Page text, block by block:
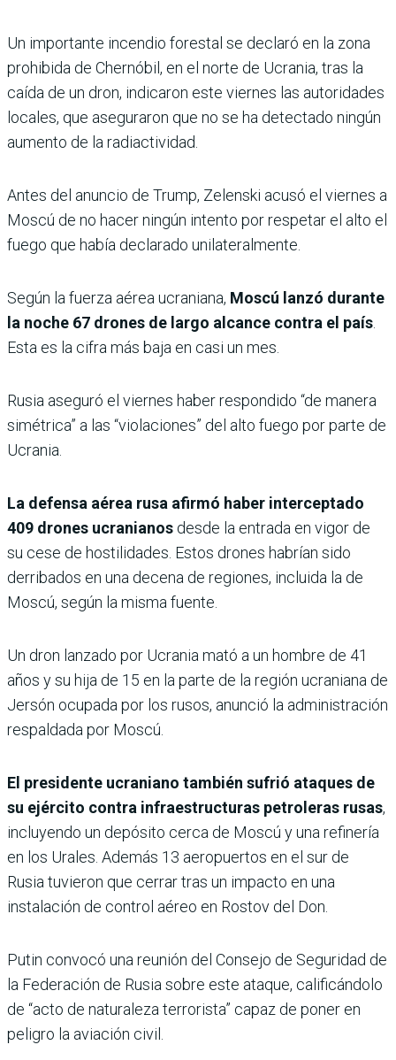
Un importante incendio forestal se declaró en la zona
prohibida de Chernóbil, en el norte de Ucrania, tras la
caída de un dron, indicaron este viernes las autoridades
locales, que aseguraron que no se ha detectado ningún
aumento de la radiactividad.
Antes del anuncio de Trump, Zelenski acusó el viernes a
Moscú de no hacer ningún intento por respetar el alto el
fuego que había declarado unilateralmente.
Según la fuerza aérea ucraniana, Moscú lanzó durante
la noche 67 drones de largo alcance contra el país
Esta es la cifra más baja en casi un mes.
Rusia aseguró el viernes haber respondido “de manera
simétrica” ​​a las “violaciones” del alto fuego por parte de
Ucrania.
La defensa aérea rusa afirmó haber interceptado
409 drones ucranianos desde la entrada en vigor de
su cese de hostilidades. Estos drones habrían sido
derribados en una decena de regiones, incluida la de
Moscú, según la misma fuente.
Un dron lanzado por Ucrania mató a un hombre de 41
años y su hija de 15 en la parte de la región ucraniana de
Jersón ocupada por los rusos, anunció la administración
respaldada por Moscú.
El presidente ucraniano también sufrió ataques de
su ejército contra infraestructuras petroleras rusas,
incluyendo un depósito cerca de Moscú y una refinería
en los Urales. Además 13 aeropuertos en el sur de
Rusia tuvieron que cerrar tras un impacto en una
instalación de control aéreo en Rostov del Don.
Putin convocó una reunión del Consejo de Seguridad de
la Federación de Rusia sobre este ataque, calificándolo
de “acto de naturaleza terrorista” capaz de poner en
peligro la aviación civil.